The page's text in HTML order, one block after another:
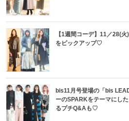
【1週間コーデ】11／28(
をピックアップ♡
bis11月号登場の「bis
ーのSPARKをテーマにし
るプチQ&Aも♡